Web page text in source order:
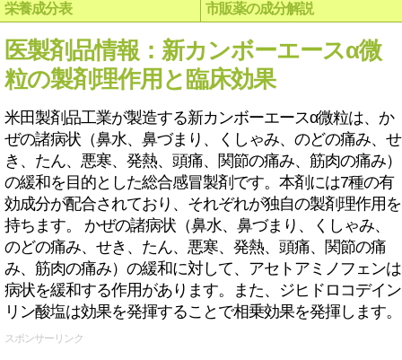
栄養成分表
市販薬の成分解説
医製剤品情報：新カンボーエースα微
粒の製剤理作用と臨床効果
米田製剤品工業が製造する新カンボーエースα微粒は、か
ぜの諸病状（鼻水、鼻づまり、くしゃみ、のどの痛み、せ
き、たん、悪寒、発熱、頭痛、関節の痛み、筋肉の痛み）
の緩和を目的とした総合感冒製剤です。本剤には7種の有
効成分が配合されており、それぞれが独自の製剤理作用を
持ちます。 かぜの諸病状（鼻水、鼻づまり、くしゃみ、
のどの痛み、せき、たん、悪寒、発熱、頭痛、関節の痛
み、筋肉の痛み）の緩和に対して、アセトアミノフェンは
病状を緩和する作用があります。また、ジヒドロコデイン
リン酸塩は効果を発揮することで相乗効果を発揮します。
スポンサーリンク